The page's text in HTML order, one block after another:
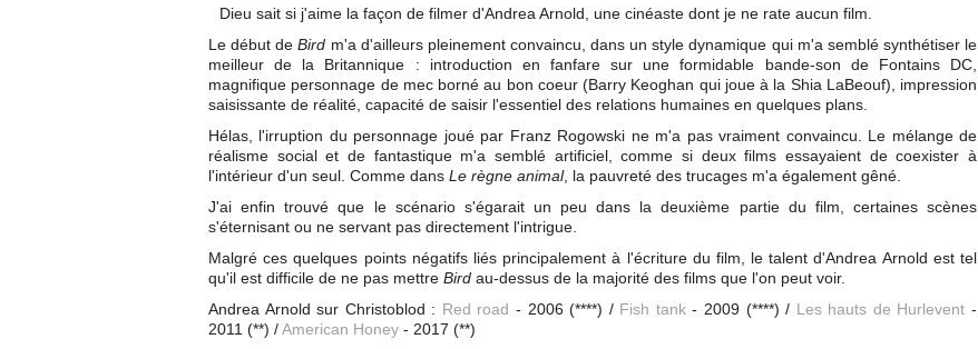
Dieu sait si j'aime la façon de filmer d'Andrea Arnold, une cinéaste dont je ne rate aucun film.
Le début de Bird m'a d'ailleurs pleinement convaincu, dans un style dynamique qui m'a semblé synthétiser le
meilleur de la Britannique : introduction en fanfare sur une formidable bande-son de Fontains DC,
magnifique personnage de mec borné au bon coeur (Barry Keoghan qui joue à la Shia LaBeouf), impression
saisissante de réalité, capacité de saisir l'essentiel des relations humaines en quelques plans.
Hélas, l'irruption du personnage joué par Franz Rogowski ne m'a pas vraiment convaincu. Le mélange de
réalisme social et de fantastique m'a semblé artificiel, comme si deux films essayaient de coexister à
l'intérieur d'un seul. Comme dans Le règne animal, la pauvreté des trucages m'a également gêné.
J'ai enfin trouvé que le scénario s'égarait un peu dans la deuxième partie du film, certaines scènes
s'éternisant ou ne servant pas directement l'intrigue.
Malgré ces quelques points négatifs liés principalement à l'écriture du film, le talent d'Andrea Arnold est tel
qu'il est difficile de ne pas mettre Bird au-dessus de la majorité des films que l'on peut voir.
Andrea Arnold sur Christoblod : Red road - 2006 (****) / Fish tank- 2009 (****) / Les hauts de Hurlevent -
2011 (**) /American Honey - 2017 (**)